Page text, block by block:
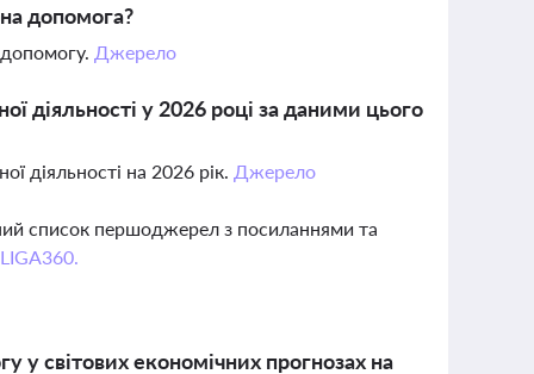
допомога?
допомогу. Джерело
діяльності у 2026 році за даними цього
діяльності на 2026 рік. Джерело
список першоджерел з посиланнями та
у світових економічних прогнозах на